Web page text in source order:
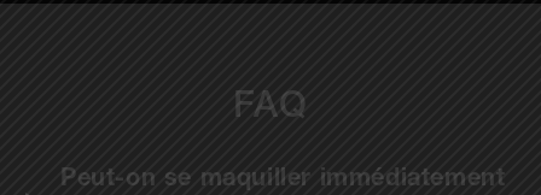
FAQ
Peut-on se maquiller immédiatement